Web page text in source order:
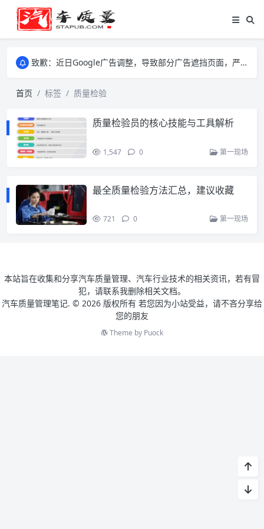
致歉：近日Google广告调整，导致部分广告遮挡页面，严重影响大家访问体验，将尽快调整完成，由此带来的不便，特意致歉！
致歉：近日Google广告调整，导致部分广告遮挡页面，严重影响大家访问体验，将尽快调整完成，由此带来的不便，特意致歉！
首页 标签 质量检验
质量检验员的核心技能与工具解析
1,547 0 第一现场
最全质量检验方法汇总，建议收藏
721 0 第一现场
本站旨在收集和分享汽车质量管理、汽车行业技术的相关资讯，若有冒
犯，请联系我删除相关文档。
汽车质量管理笔记. © 2026 版权所有 若您因为小站受益，请不吝分享给
您的朋友
Theme by Puock